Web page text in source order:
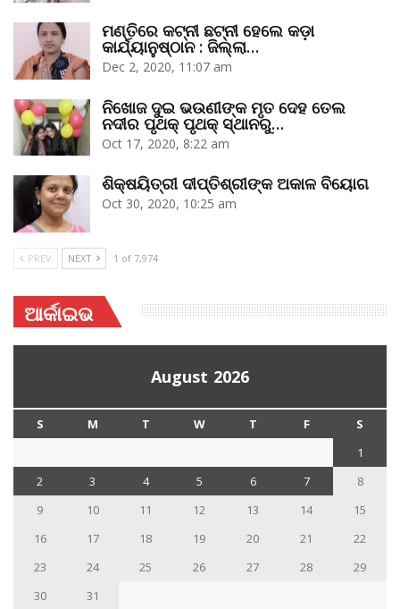
ମଣ୍ତିରେ କଟ୍‌ନୀ ଛଟ୍‌ନୀ ହେଲେ କଡ଼ା
କାର୍ଯ୍ୟାନୁଷ୍ଠାନ : ଜିଲ୍ଲା…
Dec 2, 2020, 11:07 am
ନିଖୋଜ ଦୁଇ ଭଉଣୀଙ୍କ ମୃତ ଦେହ ତେଲ
ନଦୀର ପୃଥକ୍‌ ପୃଥକ୍‌ ସ୍ଥାନରୁ…
Oct 17, 2020, 8:22 am
ଶିକ୍ଷୟିତ୍ରୀ ଦୀପ୍ତିଶ୍ରୀଙ୍କ ଅକାଳ ବିୟୋଗ
Oct 30, 2020, 10:25 am
PREV NEXT 1 of 7,974
ଆର୍କାଇଭ
August 2026
S M T W T F
S
1
2
3 4 5 6 7
8
9
10 11 12 13 14
15
16
17 18 19 20 21
22
23
24 25 26 27 28
29
30
31